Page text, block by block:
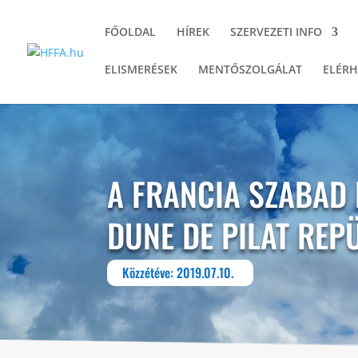
FŐOLDAL HÍREK SZERVEZETI INFO
ELISMERÉSEK MENTŐSZOLGÁLAT
A FRANCIA SZABAD
DUNE DE PILAT
Közzétéve: 2019.07.10.